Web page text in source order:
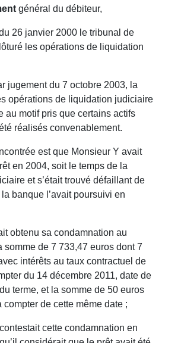
général du débiteur,
26 janvier 2000 le tribunal de
les opérations de liquidation
jugement du 7 octobre 2003, la
opérations de liquidation judiciaire
au motif pris que certains actifs
réalisés convenablement.
est que Monsieur Y avait
en 2004, soit le temps de la
et s’était trouvé défaillant de
banque l’avait poursuivi en
obtenu sa condamnation au
somme de 7 733,47 euros dont 7
intérêts au taux contractuel de
du 14 décembre 2011, date de
terme, et la somme de 50 euros
compter de cette même date ;
cette condamnation en